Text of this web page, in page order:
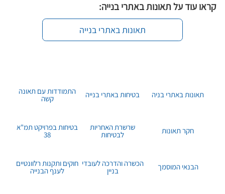
תאונות באתרי בנייה
קראו עוד על תאונות באתרי בנייה:
תאונות באתרי בניה בטיחות באתרי בנייה התמודדות עם תאונה
קשה
חקר תאונות שרשרת האחריות
לבטיחות
בטיחות בפרויקט תמ"א
38
הבנאי המוסמך הכשרה והדרכה לעובדי
בניין
חוקים ותקנות רלוונטיים
לענף הבנייה